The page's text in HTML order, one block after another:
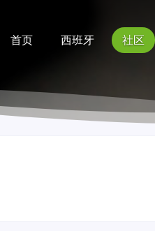
首页 西班牙 社区